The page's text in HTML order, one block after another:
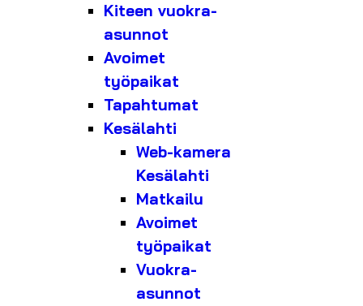
Kiteen vuokra-
asunnot
Avoimet
työpaikat
Tapahtumat
Kesälahti
Web-kamera
Kesälahti
Matkailu
Avoimet
työpaikat
Vuokra-
asunnot